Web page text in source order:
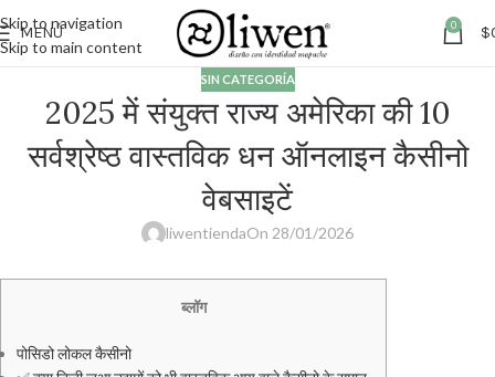
Skip to navigation
Skip to main content
MENÚ 0 $
SIN CATEGORÍA
2025 में संयुक्त राज्य अमेरिका की 10
सर्वश्रेष्ठ वास्तविक धन ऑनलाइन कैसीनो
वेबसाइटें
liwentiendaOn 28/01/2026
ब्लॉग
पोसिडो लोकल कैसीनो